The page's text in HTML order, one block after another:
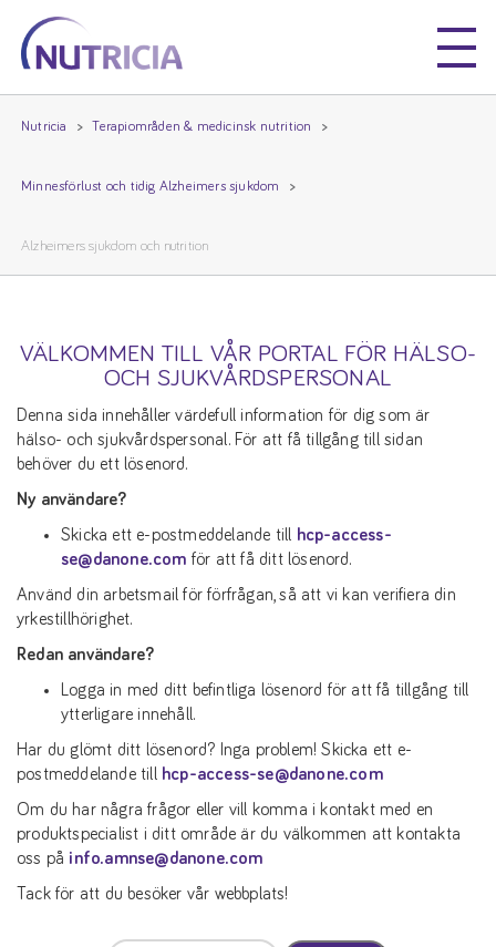
Nutricia
Nutricia
Nutricia Terapiområden & medicinsk nutrition
Minnesförlust och tidig Alzheimers sjukdom
Alzheimers sjukdom och nutrition
VÄLKOMMEN TILL VÅR PORTAL FÖR HÄLSO-
OCH SJUKVÅRDSPERSONAL
Denna sida innehåller värdefull information för dig som är
hälso- och sjukvårdspersonal. För att få tillgång till sidan
behöver du ett lösenord.
Ny användare?
Skicka ett e-postmeddelande till
hcp-access-
se@danone.com för att få ditt lösenord.
Använd din arbetsmail för förfrågan, så att vi kan verifiera din
yrkestillhörighet.
Redan användare?
Logga in med ditt befintliga lösenord för att få tillgång till
ytterligare innehåll.
Har du glömt ditt lösenord? Inga problem! Skicka ett e-
postmeddelande till
hcp-access-se@danone.com
Om du har några frågor eller vill komma i kontakt med en
produktspecialist i ditt område är du välkommen att kontakta
oss på info.amnse@danone.com
Tack för att du besöker vår webbplats!